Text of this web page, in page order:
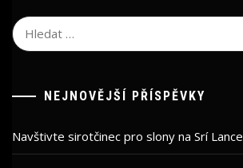
Vyhledávání
NEJNOVĚJŠÍ PŘÍSPĚVKY
Navštivte sirotčinec pro slony na Srí Lance